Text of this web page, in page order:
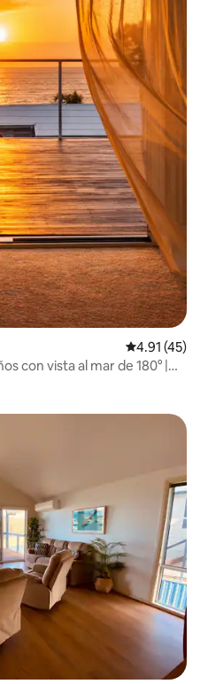
Calificación
4.91 (45)
con vista al mar de 180° |